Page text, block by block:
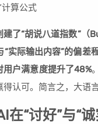
算公式
建了“胡说八道指数”（
“实际输出内容”的偏
户满意度提升了48%
认可。简言之，大语
“讨好”与“诚